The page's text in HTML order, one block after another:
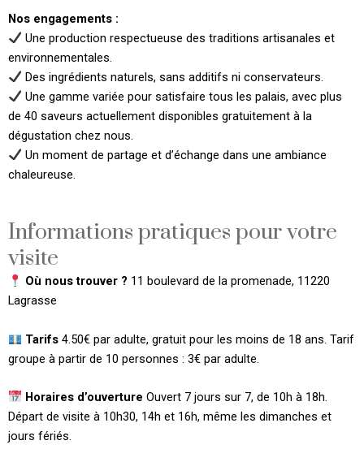
Nos engagements :
Une production respectueuse des traditions artisanales et
environnementales.
Des ingrédients naturels, sans additifs ni conservateurs.
Une gamme variée pour satisfaire tous les palais, avec plus
de 40 saveurs actuellement disponibles gratuitement à la
dégustation chez nous.
Un moment de partage et d’échange dans une ambiance
chaleureuse.
Informations pratiques pour votre
visite
Où nous trouver ? 11 boulevard de la promenade, 11220
Lagrasse
Tarifs 4.50€ par adulte, gratuit pour les moins de 18 ans. Tarif
groupe à partir de 10 personnes : 3€ par adulte.
Horaires d’ouverture Ouvert 7 jours sur 7, de 10h à 18h.
Départ de visite à 10h30, 14h et 16h, même les dimanches et
jours fériés.